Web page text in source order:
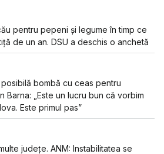
pentru pepeni și legume în timp ce
de un an. DSU a deschis o anchetă
posibilă bombă cu ceas pentru
Barna: „Este un lucru bun că vorbim
Este primul pas”
județe. ANM: Instabilitatea se